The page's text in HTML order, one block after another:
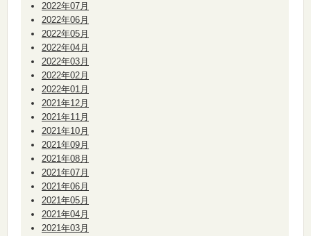
2022年07月
2022年06月
2022年05月
2022年04月
2022年03月
2022年02月
2022年01月
2021年12月
2021年11月
2021年10月
2021年09月
2021年08月
2021年07月
2021年06月
2021年05月
2021年04月
2021年03月